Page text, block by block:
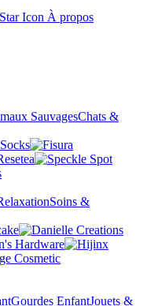
À propos
SauvagesChats &
Soins &
Gourdes EnfantJouets &